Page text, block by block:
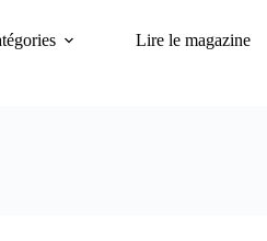
Lire le magazine